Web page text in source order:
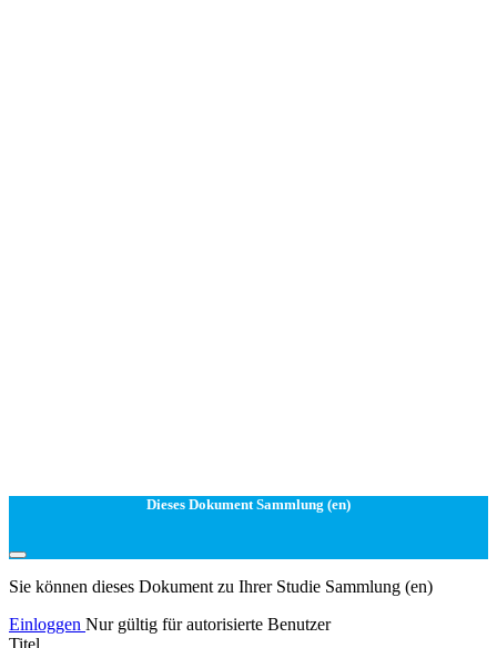
Dieses Dokument Sammlung (en)
Sie können dieses Dokument zu Ihrer Studie Sammlung (en)
Einloggen Nur gültig für autorisierte Benutzer
Titel